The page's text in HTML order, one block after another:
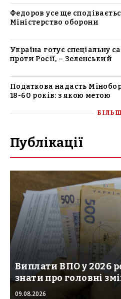
Федоров усе ще
Міністерство оборони
Україна готує спеціальну
проти Росії, – Зеленський
Податкова надасть
18-60 років: з якою метою
Публікації
Виплати ВПО у 2026
знати про головні
09.08.2026